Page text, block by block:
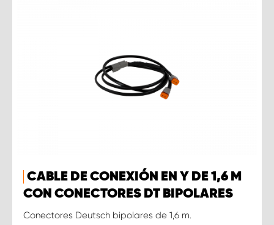
CABLE DE CONEXIÓN EN Y DE 1,6 M
CON CONECTORES DT BIPOLARES
Conectores Deutsch bipolares de 1,6 m.